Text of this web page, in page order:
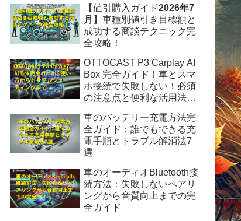
【値引購入ガイド2026年7
月 】車種別値引き目標額と
成功する商談テクニック完
全攻略！
OTTOCAST P3 Carplay AI
Box 完全ガイド！車とスマ
ホ接続で失敗しない！必須
の注意点と便利な活用法を
車のバッテリー充電方法完
全ガイド：誰でもできる充
電手順とトラブル解消法7
選
車のオーディオBluetooth接
続方法：失敗しないペアリ
ングから音質向上までの完
全ガイド